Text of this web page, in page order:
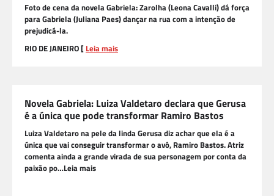
Foto de cena da novela Gabriela: Zarolha (Leona Cavalli) dá força
para Gabriela (Juliana Paes) dançar na rua com a intenção de
prejudicá-la.
RIO DE JANEIRO [ Leia mais
Novela Gabriela: Luiza Valdetaro declara que Gerusa
é a única que pode transformar Ramiro Bastos
Luiza Valdetaro na pele da linda Gerusa diz achar que ela é a
única que vai conseguir transformar o avô, Ramiro Bastos. Atriz
comenta ainda a grande virada de sua personagem por conta da
paixão po…Leia mais